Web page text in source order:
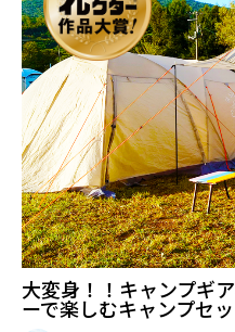
大変身！！キャンプギ
ーで楽しむキャンプセ